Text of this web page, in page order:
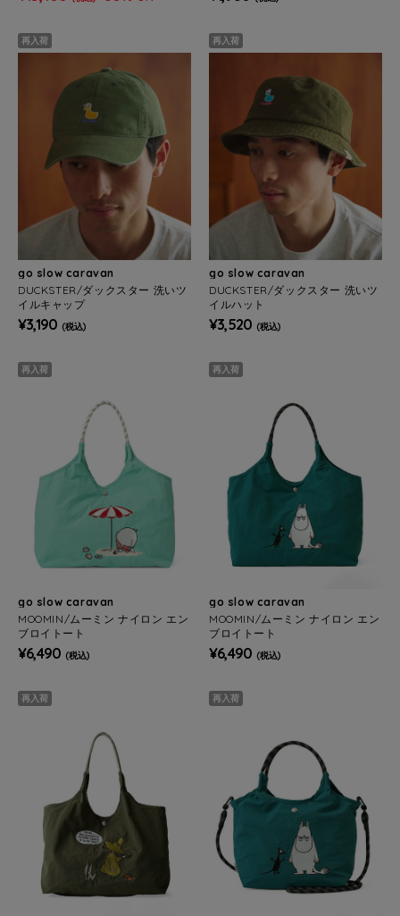
再入荷
go slow caravan
DUCKSTER/ダックスター 洗いツ
イルキャップ
¥3,190 (税込)
再入荷
go slow caravan
DUCKSTER/ダックスター 洗いツ
イルハット
¥3,520 (税込)
再入荷
go slow caravan
MOOMIN/ムーミン ナイロン エン
ブロイトート
¥6,490 (税込)
再入荷
go slow caravan
MOOMIN/ムーミン ナイロン エン
ブロイトート
¥6,490 (税込)
再入荷 再入荷